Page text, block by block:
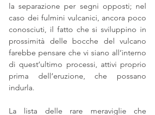
la separazione per segni opposti; nel
caso dei fulmini vulcanici, ancora poco
conosciuti, il fatto che si sviluppino in
prossimità delle bocche del vulcano
farebbe pensare che vi siano all’interno
di quest’ultimo processi, attivi proprio
prima dell’eruzione, che possano
indurla.
La lista delle rare meraviglie che